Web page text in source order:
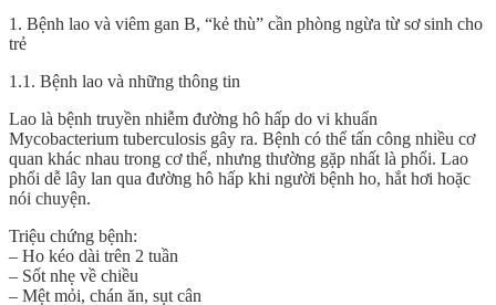
1. Bệnh lao và viêm gan B, “kẻ thù” cần phòng ngừa từ sơ sinh cho
trẻ
1.1. Bệnh lao và những thông tin
Lao là bệnh truyền nhiễm đường hô hấp do vi khuẩn
Mycobacterium tuberculosis gây ra. Bệnh có thể tấn công nhiều cơ
quan khác nhau trong cơ thể, nhưng thường gặp nhất là phổi. Lao
phổi dễ lây lan qua đường hô hấp khi người bệnh ho, hắt hơi hoặc
nói chuyện.
Triệu chứng bệnh:
– Ho kéo dài trên 2 tuần
– Sốt nhẹ về chiều
– Mệt mỏi, chán ăn, sụt cân